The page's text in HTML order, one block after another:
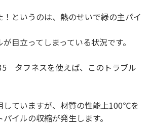
施工事例
ショールーム案内
！というのは、熱のせいで緑の主パイ
目立ってしまっている状況です。
タフネスを使えば、このトラブル
ていますが、材質の性能上100℃を
イルの収縮が発生します。